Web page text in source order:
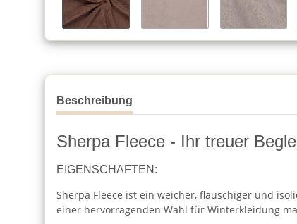
Beschreibung
Sherpa Fleece - Ihr treuer
EIGENSCHAFTEN:
Sherpa Fleece ist ein weicher, flauschiger und
einer hervorragenden Wahl für Winterkleidung